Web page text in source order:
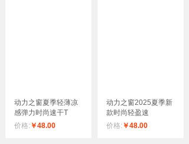
动力之窗夏季轻薄凉
感弹力时尚速干T
价格: ￥48.00
动力之窗2025夏季新
款时尚轻盈速
价格: ￥48.00